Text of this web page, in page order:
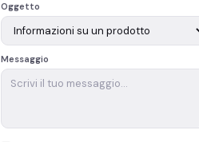
Oggetto
Messaggio